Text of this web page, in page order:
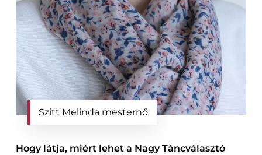
Szitt Melinda mesternő
Hogy látja, miért lehet a Nagy Táncválasztó